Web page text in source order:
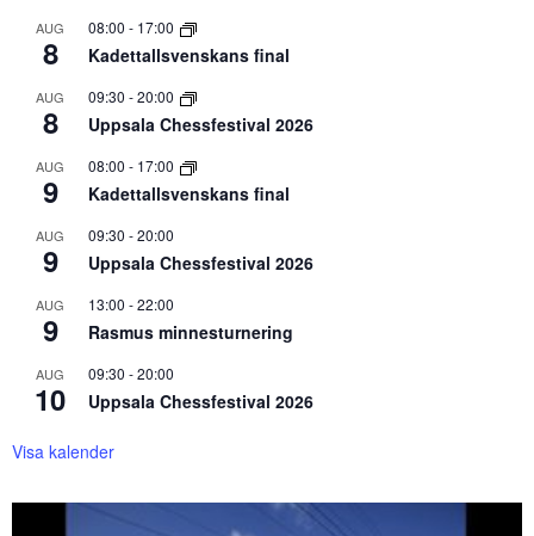
AUG
8
08:00 - 17:00
Kadettallsvenskans final
AUG
8
09:30 -20:00
Uppsala Chessfestival 2026
AUG
9
08:00 - 17:00
Kadettallsvenskans final
AUG
9
09:30 -20:00
Uppsala Chessfestival 2026
AUG
9
13:00 -22:00
Rasmus minnesturnering
AUG
10
09:30 -20:00
Uppsala Chessfestival 2026
Visa kalender